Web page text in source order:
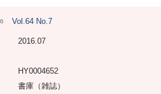
6 Vol.64 No.7
2016.07
HY0004652
書庫（雑誌）